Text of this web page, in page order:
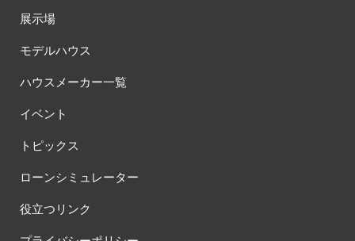
展示場
モデルハウス
ハウスメーカー一覧
イベント
トピックス
ローンシミュレーター
役立つリンク